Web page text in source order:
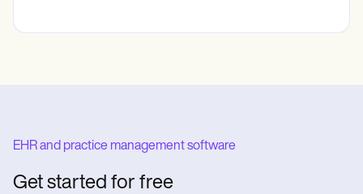
EHR and practice management software
Get started for free